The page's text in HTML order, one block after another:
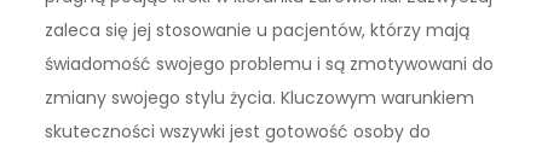
zaleca się jej stosowanie u pacjentów, którzy mają
świadomość swojego problemu i są zmotywowani do
zmiany swojego stylu życia. Kluczowym warunkiem
skuteczności wszywki jest gotowość osoby do